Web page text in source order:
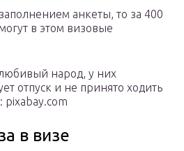
анкеты, то за 400
в этом визовые
народ, у них
отпуск и не принято ходить
в визе